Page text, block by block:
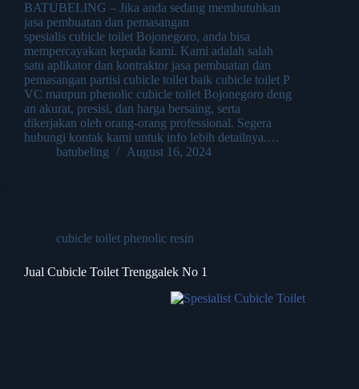
BATUBELING – Jika anda sedang membutuhkan
jasa pembuatan dan pemasangan
spesialis cubicle toilet Bojonegoro, anda bisa
mempercayakan kepada kami. Kami adalah salah
satu aplikator dan kontraktor jasa pembuatan dan
pemasangan partisi cubicle toilet baik cubicle toilet P
VC maupun phenolic cubicle toilet Bojonegoro deng
an akurat, presisi, dan harga bersaing, serta
dikerjakan oleh orang-orang professional. Segera
hubungi kontak kami untuk info lebih detailnya.…
batubeling
August 16, 2024
cubicle toilet phenolic resin
Jual Cubicle Toilet Trenggalek No 1